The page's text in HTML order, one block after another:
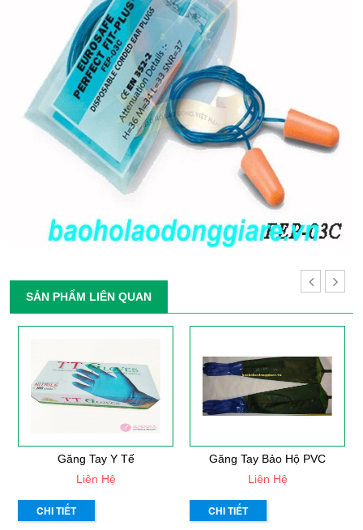
SẢN PHẨM LIÊN QUAN
Găng Tay Y Tế
Liên Hệ
CHI TIẾT
Găng Tay Bảo Hộ PVC
Liên Hệ
CHI TIẾT